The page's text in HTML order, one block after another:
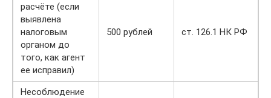
расчёте (если
выявлена
налоговым
органом до
того, как агент
ее исправил)
500 рублей ст. 126.1 НК РФ
Несоблюдение